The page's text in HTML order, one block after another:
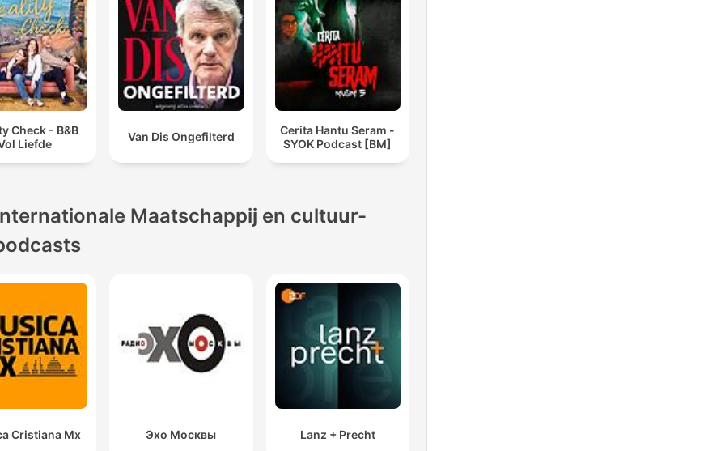
Check - B&B
Liefde
Van Dis Ongefilterd
Cerita Hantu Seram -
SYOK Podcast [BM]
Maatschappij en cultuur-
Cristiana Mx Эхо Москвы Lanz + Precht